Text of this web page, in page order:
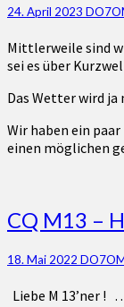
Infos
unserem
Wartungstag
13.
2023
in
sowie
rund
den
und
24. April 2023
Mittlerweile sind
sei es über
Das Wetter wird
Wir haben ein
einen möglichen
CQ
M13
HIER:
CQ M13 –
18. Mai 2022
Liebe M 13’ner !